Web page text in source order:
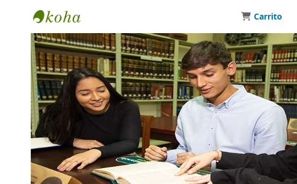
Biblioteca Universidad Monteávila
Carrito